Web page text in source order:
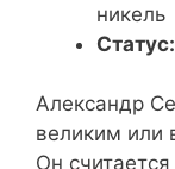
никель
Статус:
Александр
великим или
Он